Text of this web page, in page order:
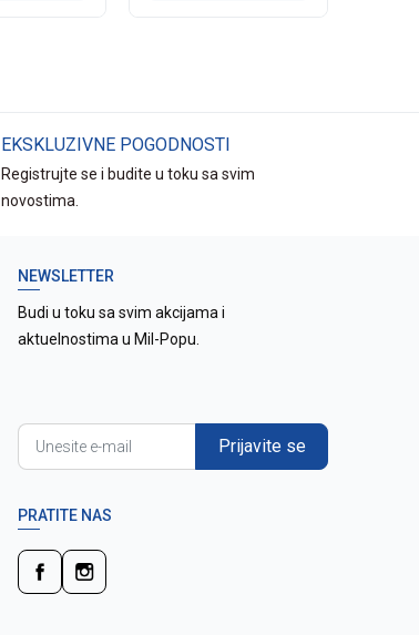
EKSKLUZIVNE POGODNOSTI
Registrujte se i budite u toku sa svim
novostima.
NEWSLETTER
Budi u toku sa svim akcijama i
aktuelnostima u Mil-Popu.
Prijavite se
PRATITE NAS